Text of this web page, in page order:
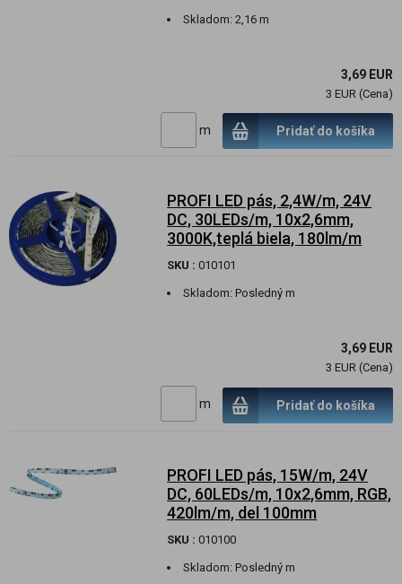
Skladom:2,16 m
3,69 EUR
3 EUR (Cena)
m Pridať do košíka
PROFI LED pás, 2,4W/m, 24V
DC, 30LEDs/m, 10x2,6mm,
3000K,teplá biela, 180lm/m
SKU : 010101
Skladom:Posledný m
3,69 EUR
3 EUR (Cena)
m Pridať do košíka
PROFI LED pás, 15W/m, 24V
DC, 60LEDs/m, 10x2,6mm, RGB,
420lm/m, del 100mm
SKU : 010100
Skladom:Posledný m